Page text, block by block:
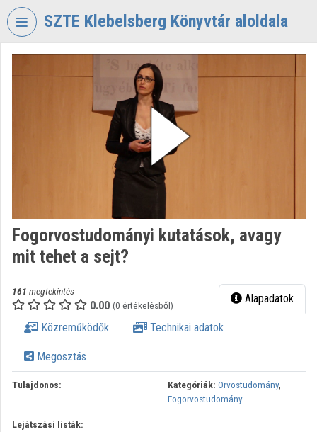
Fejléc kihagyása
SZTE Klebelsberg Könyvtár aloldala
Kategóriák
Intézményi listák
Fogorvostudományi kutatások, avagy
mit tehet a sejt?
161 megtekintés
0.00 (0 értékelésből) Alapadatok
Közreműködők Technikai adatok
Megosztás
Tulajdonos: Kategóriák: Orvostudomány,
Fogorvostudomány
Lejátszási listák: